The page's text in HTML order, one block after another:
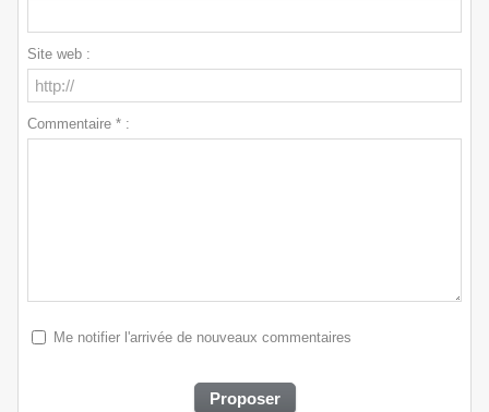
Site web :
Commentaire * :
Me notifier l'arrivée de nouveaux commentaires